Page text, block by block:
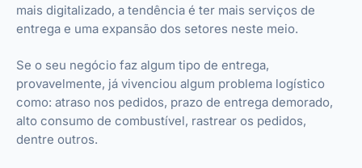
mais digitalizado, a tendência é ter mais serviços de
entrega e uma expansão dos setores neste meio.
Se o seu negócio faz algum tipo de entrega,
provavelmente, já vivenciou algum problema logístico
como: atraso nos pedidos, prazo de entrega demorado,
alto consumo de combustível, rastrear os pedidos,
dentre outros.